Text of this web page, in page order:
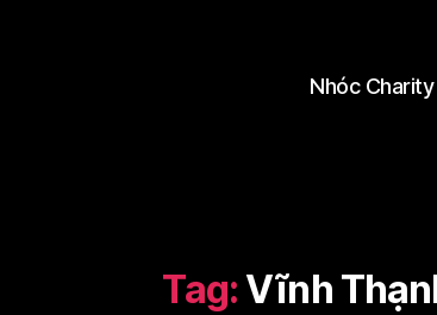
Nhóc Charity
Tag: Vĩnh